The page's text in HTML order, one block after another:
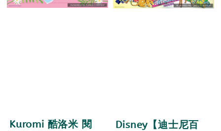
Kuromi 酷洛米 閱
Disney【迪士尼百